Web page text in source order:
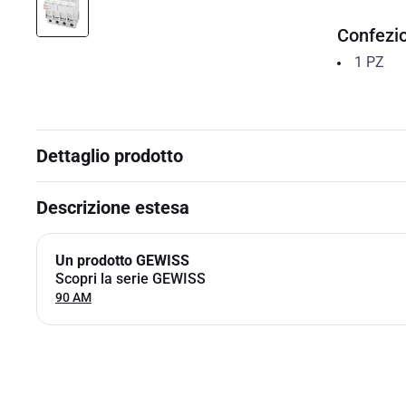
1 PZ
Dettaglio prodotto
Descrizione estesa
Un prodotto GEWISS
Scopri la serie GEWISS
90 AM